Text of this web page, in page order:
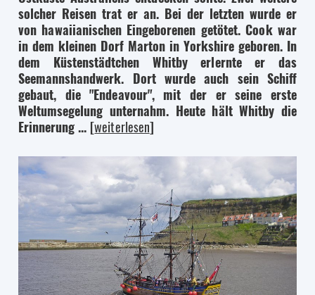
solcher Reisen trat er an. Bei der letzten wurde er
von hawaiianischen Eingeborenen getötet. Cook war
in dem kleinen Dorf Marton in Yorkshire geboren. In
dem Küstenstädtchen Whitby erlernte er das
Seemannshandwerk. Dort wurde auch sein Schiff
gebaut, die "Endeavour", mit der er seine erste
Weltumsegelung unternahm. Heute hält Whitby die
Erinnerung ... [weiterlesen]